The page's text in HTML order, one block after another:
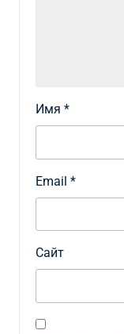
Имя *
Email *
Сайт